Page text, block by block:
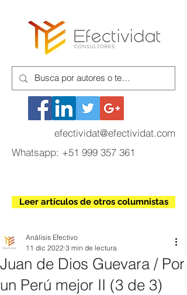
efectividat@efectividat.com
Whatsapp: +51 999 357 361
Leer artículos de otros columnistas
Juan de Dios Guevara / Por
un Perú mejor II (3 de 3)
Análisis Efectivo
11 dic 2022 3 min de lectura